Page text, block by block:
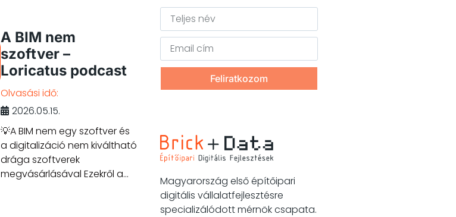
A BIM nem
szoftver –
Loricatus podcast
Olvasási idő:
2026.05.15.
💡A BIM nem egy szoftver és
a digitalizáció nem kiváltható
drága szoftverek
megvásárlásával Ezekről a...
Feliratkozom
Magyarország első építőipari
digitális vállalatfejlesztésre
specializálódott mérnök csapata.